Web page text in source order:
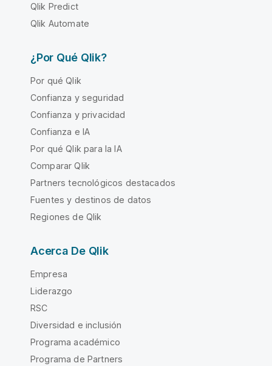
Qlik Predict
Qlik Automate
¿Por Qué Qlik?
Por qué Qlik
Confianza y seguridad
Confianza y privacidad
Confianza e IA
Por qué Qlik para la IA
Comparar Qlik
Partners tecnológicos destacados
Fuentes y destinos de datos
Regiones de Qlik
Acerca De Qlik
Empresa
Liderazgo
RSC
Diversidad e inclusión
Programa académico
Programa de Partners